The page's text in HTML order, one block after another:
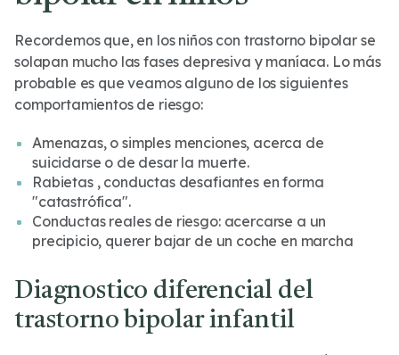
Recordemos que, en los niños con trastorno bipolar se
solapan mucho las fases depresiva y maníaca. Lo más
probable es que veamos alguno de los siguientes
comportamientos de riesgo:
Amenazas, o simples menciones, acerca de
suicidarse o de desar la muerte.
Rabietas , conductas desafiantes en forma
"catastrófica".
Conductas reales de riesgo: acercarse a un
precipicio, querer bajar de un coche en marcha
Diagnostico diferencial del
trastorno bipolar infantil